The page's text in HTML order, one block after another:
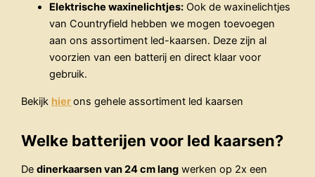
Elektrische waxinelichtjes: Ook de waxinelichtjes
van Countryfield hebben we mogen toevoegen
aan ons assortiment led-kaarsen. Deze zijn al
voorzien van een batterij en direct klaar voor
gebruik.
Bekijk hierons gehele assortiment led kaarsen
Welke batterijen voor led kaarsen?
Dedinerkaarsen van 24 cm lang werken op 2x een